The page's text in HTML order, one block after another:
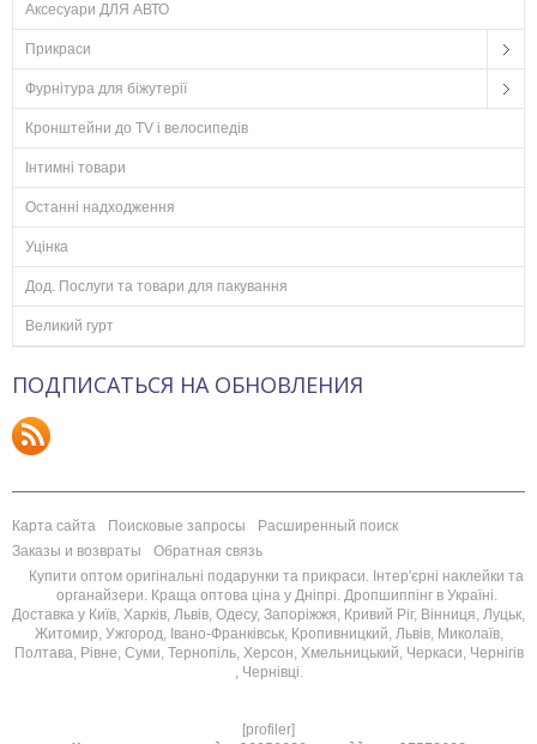
Аксесуари ДЛЯ АВТО
Прикраси
Фурнітура для біжутерії
Кронштейни до TV і велосипедів
Інтимні товари
Останні надходження
Уцінка
Дод. Послуги та товари для пакування
Великий гурт
ПОДПИСАТЬСЯ НА ОБНОВЛЕНИЯ
Карта сайта Поисковые запросы
Расширенный поиск
Заказы и возвраты
Обратная связь
Купити оптом оригінальні подарунки та прикраси. Інтер'єрні наклейки та
органайзери. Краща оптова ціна у Дніпрі. Дропшиппінг в Україні.
Доставка у Київ, Харків, Львів, Одесу, Запоріжжя, Кривий Ріг, Вінниця, Луцьк,
Житомир, Ужгород, Івано-Франківськ, Кропивницкий, Львів, Миколаїв,
Полтава, Рівне, Суми, Тернопіль, Херсон, Хмельницький, Черкаси, Чернігів
, Чернівці.
[profiler]